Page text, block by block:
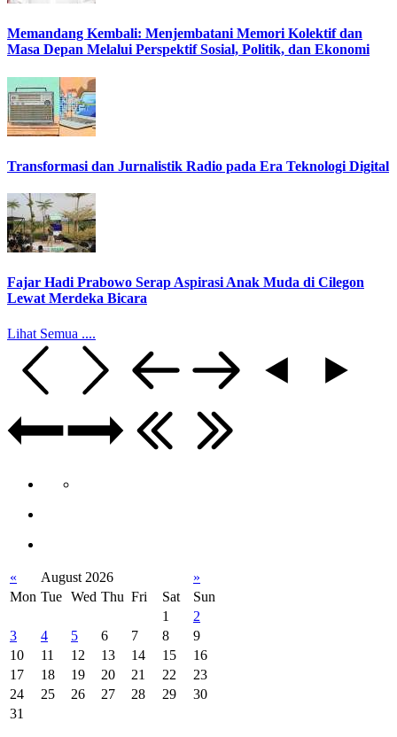
Memandang Kembali: Menjembatani Memori Kolektif dan
Masa Depan Melalui Perspektif Sosial, Politik, dan Ekonomi
Transformasi dan Jurnalistik Radio pada Era Teknologi Digital
Fajar Hadi Prabowo Serap Aspirasi Anak Muda di Cilegon
Lewat Merdeka Bicara
Lihat Semua ....
« August 2026
»
Mon Tue Wed Thu Fri Sat
Sun
1
2
3
4 5 6 7 8
9
10
11 12 13 14 15
16
17
18 19 20 21 22
23
24
25 26 27 28 29
30
31